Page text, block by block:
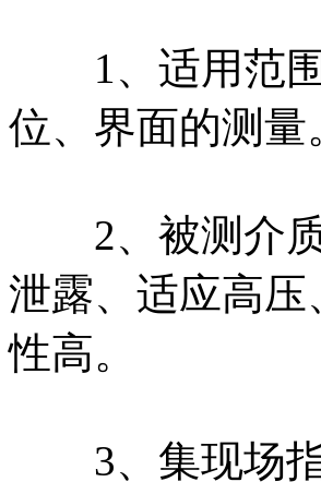
1、适用范围
位、界面的测量
2、被测介质
泄露、适应高
性高。
3、集现场指